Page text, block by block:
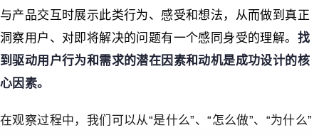
与产品交互时展示此类行为、感受和想法，从而做到真正
洞察用户、对即将解决的问题有一个感同身受的理解。 找
到驱动用户行为和需求的潜在因素和动机是成功设计的核
心因素。
在观察过程中，我们可以从“是什么”、“怎么做”、“为什么”